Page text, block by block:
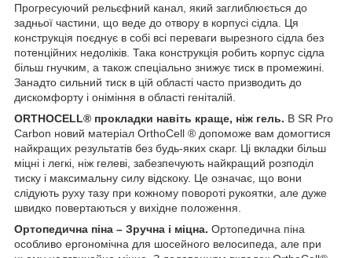
Прогресуючий рельєфний канал, який заглиблюється до
задньої частини, що веде до отвору в корпусі сідла. Ця
конструкція поєднує в собі всі переваги вырезного сідла без
потенційних недоліків. Така конструкція робить корпус сідла
більш гнучким, а також спеціально знижує тиск в промежині.
Занадто сильний тиск в цій області часто призводить до
дискомфорту і оніміння в області геніталій.
ORTHOCELL® прокладки навіть краще, ніж гель. В SR Pro
Carbon новий матеріал OrthoCell ® допоможе вам домогтися
найкращих результатів без будь-яких скарг. Ці вкладки більш
міцні і легкі, ніж гелеві, забезпечують найкращий розподіл
тиску і максимальну силу відскоку. Це означає, що вони
слідують руху тазу при кожному повороті рукоятки, але дуже
швидко повертаються у вихідне положення.
Ортопедична піна – Зручна і міцна. Ортопедична піна
особливо ергономічна для шосейного велосипеда, але при